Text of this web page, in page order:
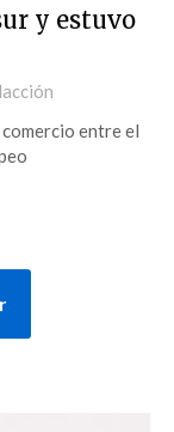
y estuvo
entre el